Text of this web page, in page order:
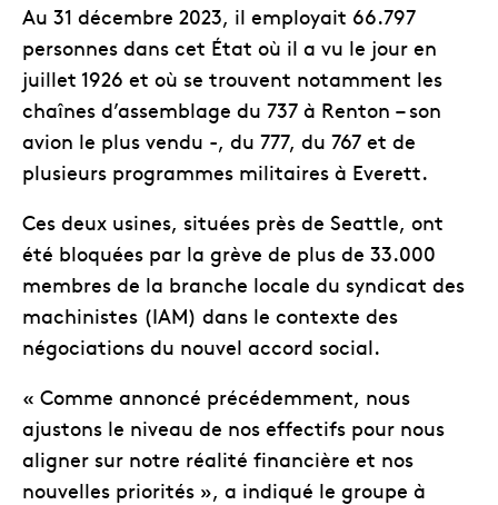
Au 31 décembre 2023, il employait 66.797
personnes dans cet État où il a vu le jour en
juillet 1926 et où se trouvent notamment les
chaînes d’assemblage du 737 à Renton – son
avion le plus vendu -, du 777, du 767 et de
plusieurs programmes militaires à Everett.
Ces deux usines, situées près de Seattle, ont
été bloquées par la grève de plus de 33.000
membres de la branche locale du syndicat des
machinistes (IAM) dans le contexte des
négociations du nouvel accord social.
« Comme annoncé précédemment, nous
ajustons le niveau de nos effectifs pour nous
aligner sur notre réalité financière et nos
nouvelles priorités », a indiqué le groupe à